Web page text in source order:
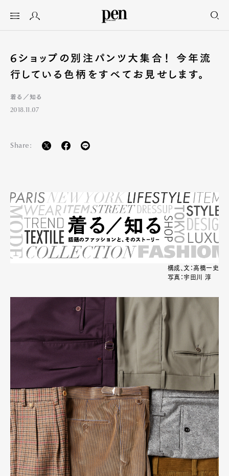
6ショップの別注パンツ大集合！ 今年流
行している色柄をすべてお見せします。
着る／知る
2018.11.07
Share:
構成、文：高橋一史
写真：宇田川 淳